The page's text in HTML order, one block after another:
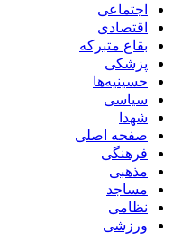
اجتماعی
اقتصادی
بقاع متبرکه
پزشکی
حسینیه‌ها
سیاسی
شهدا
صفحه اصلی
فرهنگی
مذهبی
مساجد
نظامی
ورزشی